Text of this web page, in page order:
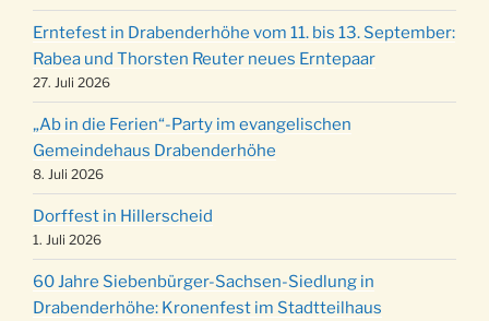
24.12.
Familiengottesdienst mit Krippenspiel im Ev.
Gemeindehaus um 15:00 Uhr
24.12. Familiengottesdienst in der FeG um 16 Uhr
24.12.
Weihnachtsgottesdienst in der Kirche um
15:00 Uhr
24.12.
Weihnachtsgottesdienst in der Kirche um
18:00 Uhr
24.12.
Christmette mit der ev. Jugend in der Kirche
um 23:00 Uhr
31.12.
Gottesdienst zu Silvester in der Kirche um
18:00 Uhr
Erntefest in Drabenderhöhe vom 11. bis 13. September:
Rabea und Thorsten Reuter neues Erntepaar
27. Juli 2026
„Ab in die Ferien“-Party im evangelischen
Gemeindehaus Drabenderhöhe
8. Juli 2026
Dorffest in Hillerscheid
1. Juli 2026
60 Jahre Siebenbürger-Sachsen-Siedlung in
Drabenderhöhe: Kronenfest im Stadtteilhaus